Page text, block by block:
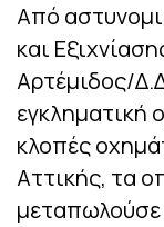
Από
και
Αρτέμιδος/
εγκληματική
κλοπές
Αττικής, τα
μεταπωλούσε